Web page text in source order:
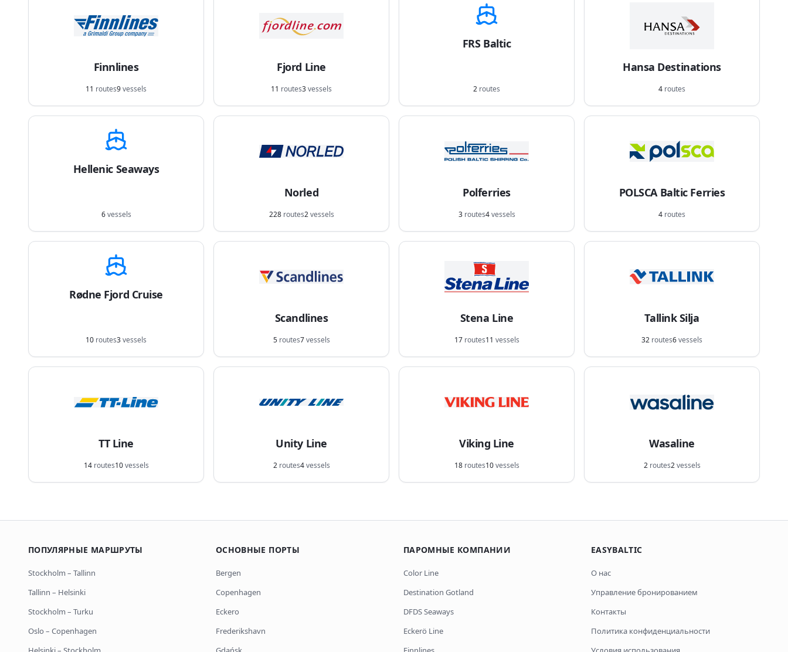
Finnlines
11 routes9vessels
Fjord Line
11 routes3vessels
FRS Baltic
2 routes
Hansa Destinations
4 routes
Hellenic Seaways
6 vessels
Norled
228 routes2 vessels
Polferries
3 routes4 vessels
POLSCA Baltic Ferries
4 routes
Rødne Fjord Cruise
10 routes3vessels
Scandlines
5 routes7 vessels
Stena Line
17 routes11 vessels
Tallink Silja
32 routes6vessels
TT Line
14 routes10 vessels
Unity Line
2 routes4 vessels
Viking Line
18 routes10 vessels
Wasaline
2 routes2 vessels
ПОПУЛЯРНЫЕ МАРШРУТЫ
Stockholm – Tallinn
Tallinn – Helsinki
Stockholm – Turku
Oslo – Copenhagen
ОСНОВНЫЕ ПОРТЫ
Bergen
Copenhagen
Eckero
Frederikshavn
ПАРОМНЫЕ КОМПАНИИ
Color Line
Destination Gotland
DFDS Seaways
Eckerö Line
EASYBALTIC
О нас
Управление бронированием
Контакты
Политика конфиденциальности